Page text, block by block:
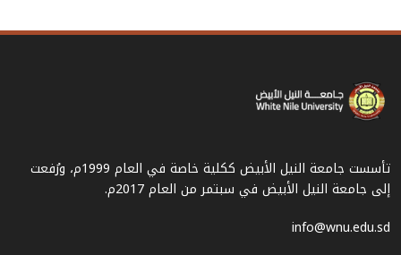
تأسست جامعة النيل الأبيض ككلية خاصة في العام 1999م، ورُفعت
إلى جامعة النيل الأبيض في سبتمر من العام 2017م.
info@wnu.edu.sd